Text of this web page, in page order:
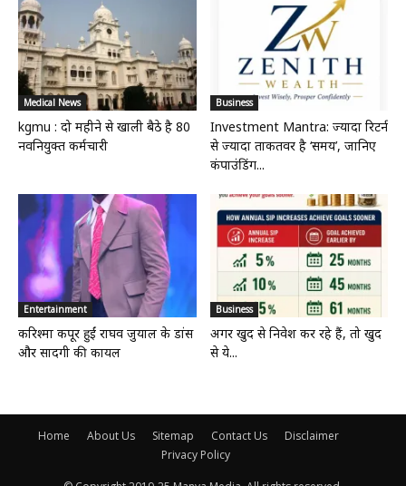
Medical News
kgmu : दो महीने से खाली बैठे है 80
नवनियुक्त कर्मचारी
Business
Investment Mantra: ज्यादा रिटर्न
से ज्यादा ताकतवर है ‘समय’, जानिए
कंपाउंडिंग...
Entertainment
करिश्मा कपूर हुईं राघव जुयाल के डांस
और सादगी की कायल
Business
अगर खुद से निवेश कर रहे हैं, तो खुद
से ये...
Home About Us Sitemap Contact Us
Disclaimer
Privacy Policy